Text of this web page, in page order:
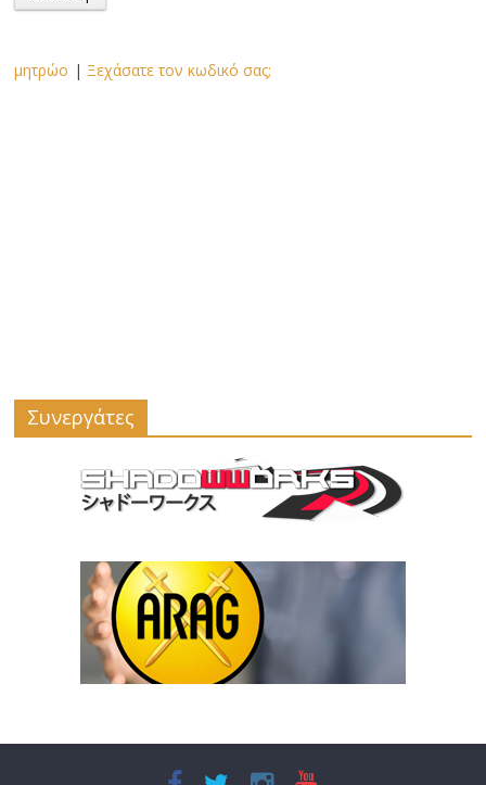
μητρώο | Ξεχάσατε τον κωδικό σας;
Συνεργάτες